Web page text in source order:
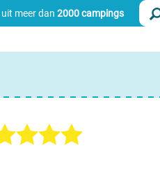
uit meer dan 2000 campings